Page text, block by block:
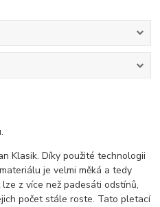
Klasik. Díky použité technologii
je velmi měká a tedy
z více než padesáti odstínů,
počet stále roste. Tato pletací